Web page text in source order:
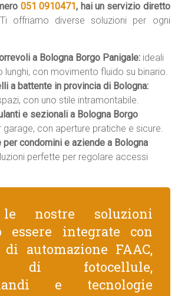
051 0910471, hai un servizio diretto
Ti offriamo diverse soluzioni per ogni
a Bologna Borgo Panigale: ideali
lunghi, con movimento fluido su binario.
a battente in provincia di Bologna:
con uno stile intramontabile.
e sezionali a Bologna Borgo
garage, con aperture pratiche e sicure.
per condomini e aziende a Bologna
perfette per regolare accessi
nostre soluzioni
essere integrate con
automazione FAAC,
di fotocellule,
e tecnologie